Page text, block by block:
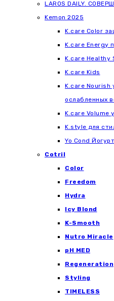
LAROS DAILY.
Kemon 2025
K.care Color
K.care Energy
K.care Healthy
K.care Kids
K.care Nourish
ослабленных
K.care Volume
K.style для
Yo Cond
Cotril
Color
Freedom
Hydra
Icy Blond
K-Smooth
Nutro Miracle
pH MED
Regeneration
Styling
TIMELESS